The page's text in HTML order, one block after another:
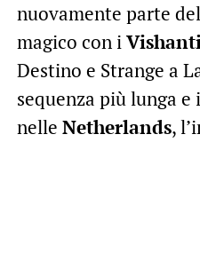
nuovamente parte
magico con i
Destino e Strange a
sequenza più lunga
nelle Netherlands,